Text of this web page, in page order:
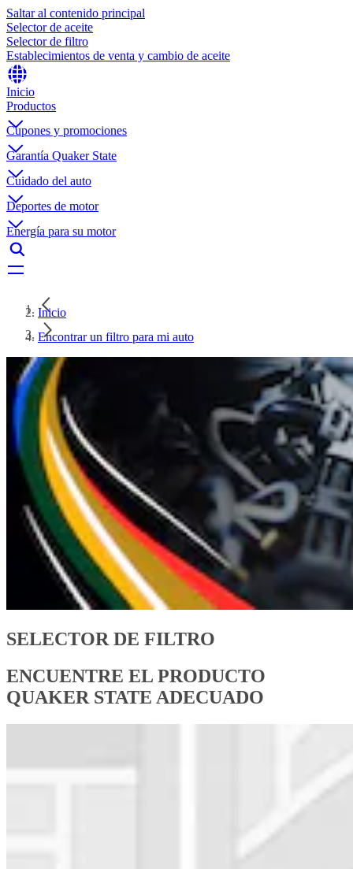
Saltar al contenido principal
Selector de aceite
Selector de filtro
Establecimientos de venta y cambio de aceite
Inicio
Productos
Cupones y promociones
Garantía Quaker State
Cuidado del auto
Deportes de motor
Energía para su motor
Inicio
Encontrar un filtro para mi auto
SELECTOR DE FILTRO
ENCUENTRE EL PRODUCTO
QUAKER STATE ADECUADO